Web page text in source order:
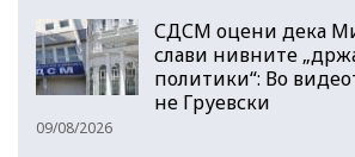
СДСМ оцени дека
слави нивните
политики“: Во
не Груевски
09/08/2026